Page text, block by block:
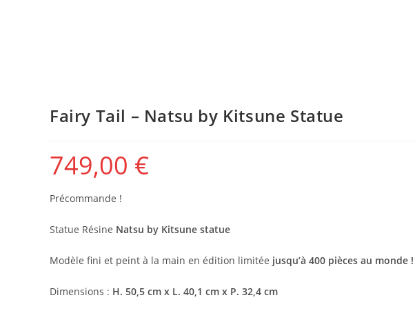
Fairy Tail – Natsu by Kitsune Statue
749,00 €
Précommande !
Statue Résine Natsu by Kitsune statue
Modèle fini et peint à la main en édition limitée jusqu’à 400 pièces au monde !
Dimensions : H. 50,5 cm x L. 40,1 cm x P. 32,4 cm